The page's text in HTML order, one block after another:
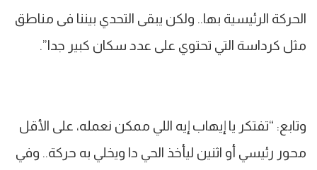
الحركة الرئيسية بها.. ولكن يبقى التحدي بيننا فى مناطق
مثل كرداسة التي تحتوي على عدد سكان كبير جدا”.
وتابع: “تفتكر يا إيهاب إيه اللي ممكن نعمله، على الأقل
محور رئيسي أو اثنين ليأخذ الحي دا ويخلي به حركة.. وفي